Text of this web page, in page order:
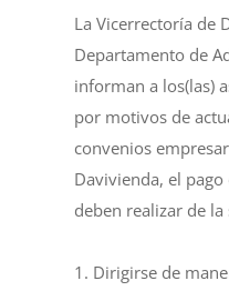
La Vicerrectoría de
Departamento de
informan a los(las)
por motivos de
convenios
Davivienda, el
deben realizar de
1. Dirigirse de